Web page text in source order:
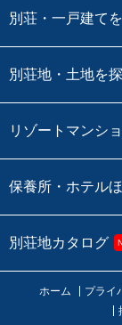
別荘・一戸建て
別荘地・土地を
リゾートマンシ
保養所・ホテル
別荘地カタログ
ホーム プライ